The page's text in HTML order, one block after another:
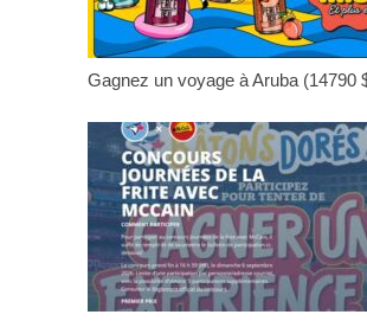
Gagnez un voyage à Aruba (14790